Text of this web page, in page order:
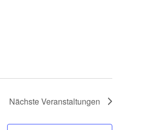
NächsteVeranstaltungen